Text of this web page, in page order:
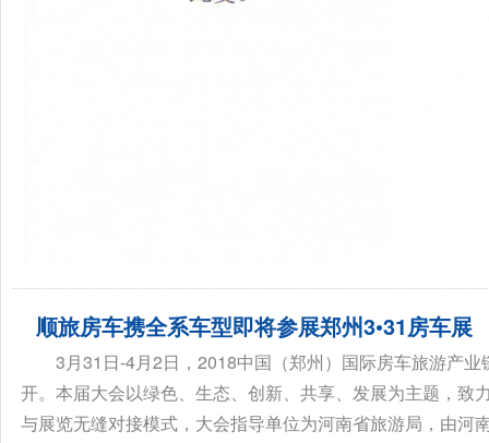
顺旅房车携全系车型即将参展郑州3•31房车展
3月31日-4月2日，2018中国（郑州）国际房车旅游产
开。本届大会以绿色、生态、创新、共享、发展为主题，
与展览无缝对接模式，大会指导单位为河南省旅游局，由河